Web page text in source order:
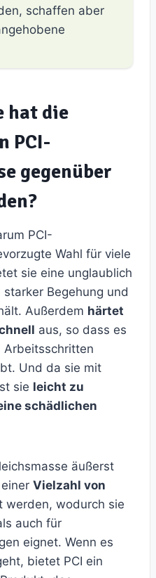
schaffen aber
hat die
PCI-
gegenüber
PCI-
Wahl für viele
sie eine unglaublich
starker Begehung und
Außerdem härtet
aus, so dass es
Arbeitsschritten
Und da sie mit
sie leicht zu
schädlichen
äußerst
Vielzahl von
werden, wodurch sie
auch für
eignet. Wenn es
bietet PCI ein